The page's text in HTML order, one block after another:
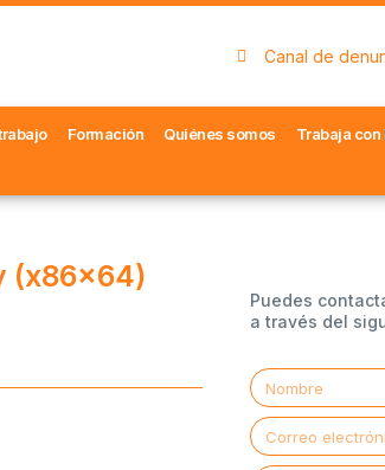
Canal de
Formación Quiénes somos Trabaja con
(x86x64)
Puedes
a través del